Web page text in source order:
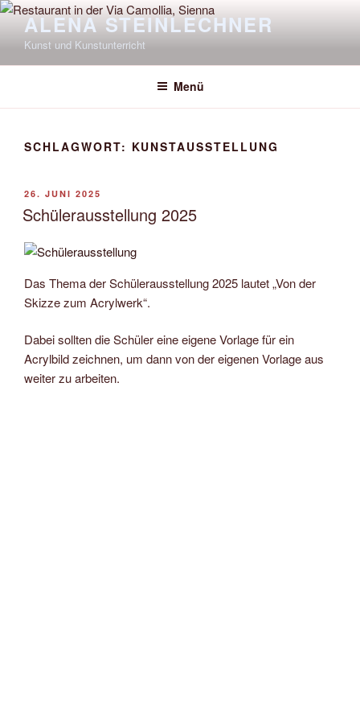
Zum
Inhalt
springen
ALENA STEINLECHNER
Kunst und Kunstunterricht
Menü
SCHLAGWORT: KUNSTAUSSTELLUNG
VERÖFFENTLICHT
AM
26. JUNI 2025
Schülerausstellung 2025
Das Thema der Schülerausstellung 2025 lautet „Von der
Skizze zum Acrylwerk“.
Dabei sollten die Schüler eine eigene Vorlage für ein
Acrylbild zeichnen, um dann von der eigenen Vorlage aus
weiter zu arbeiten.